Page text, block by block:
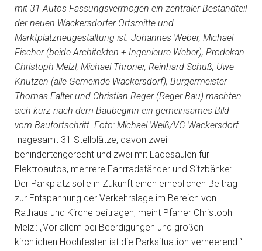
mit 31 Autos Fassungsvermögen ein zentraler Bestandteil
der neuen Wackersdorfer Ortsmitte und
Marktplatzneugestaltung ist. Johannes Weber, Michael
Fischer (beide Architekten + Ingenieure Weber), Prodekan
Christoph Melzl, Michael Throner, Reinhard Schuß, Uwe
Knutzen (alle Gemeinde Wackersdorf), Bürgermeister
Thomas Falter und Christian Reger (Reger Bau) machten
sich kurz nach dem Baubeginn ein gemeinsames Bild
vom Baufortschritt. Foto: Michael Weiß/VG Wackersdorf
Insgesamt 31 Stellplätze, davon zwei
behindertengerecht und zwei mit Ladesäulen für
Elektroautos, mehrere Fahrradständer und Sitzbänke:
Der Parkplatz solle in Zukunft einen erheblichen Beitrag
zur Entspannung der Verkehrslage im Bereich von
Rathaus und Kirche beitragen, meint Pfarrer Christoph
Melzl: „Vor allem bei Beerdigungen und großen
kirchlichen Hochfesten ist die Parksituation verheerend.“